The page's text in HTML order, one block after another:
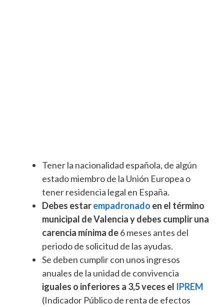
Tener la nacionalidad española, de algún
estado miembro de la Unión Europea o
tener residencia legal en España.
Debes estarempadronado en el término
municipal de Valencia y debes cumplir una
carencia mínima de6 meses antes del
periodo de solicitud de las ayudas.
Se deben cumplir con unos ingresos
anuales de la unidad de convivencia
iguales o inferiores a 3,5 veces el IPREM
(Indicador Público de renta de efectos